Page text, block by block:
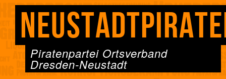
Piratenpartei Ortsverband
Dresden-Neustadt